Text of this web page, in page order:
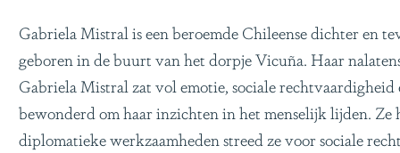
Gabriela Mistral is een beroemde Chileense dichter en
geboren in de buurt van het dorpje Vicuña. Haar
Gabriela Mistral zat vol emotie, sociale rechtvaardigheid
bewonderd om haar inzichten in het menselijk lijden. Ze
diplomatieke werkzaamheden streed ze voor sociale